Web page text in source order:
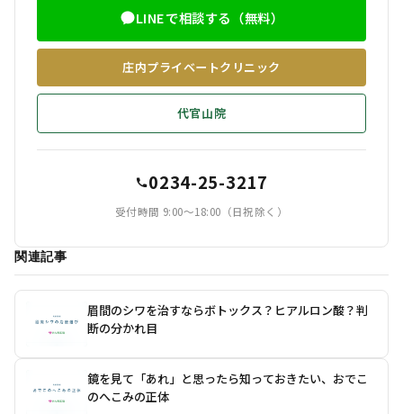
LINEで相談する（無料）
庄内プライベートクリニック
代官山院
0234-25-3217
受付時間 9:00〜18:00（日祝除く）
関連記事
眉間のシワを治すならボトックス？ヒアルロン酸？判
断の分かれ目
鏡を見て「あれ」と思ったら知っておきたい、おでこ
のへこみの正体